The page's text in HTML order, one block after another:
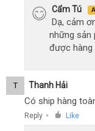
Cẩm Tú
Dạ, cảm
những sản
được hàng
T Thanh Hải
Có ship hàng
Reply ● Like